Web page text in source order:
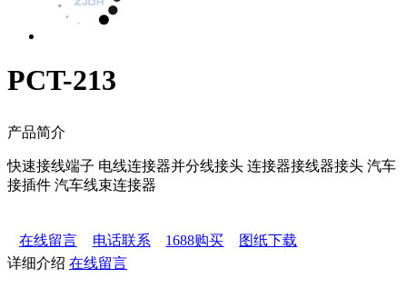
PCT-213
产品简介
快速接线端子 电线连接器并分线接头 连接器接线器接头 汽车
接插件 汽车线束连接器
在线留言 电话联系 1688购买
图纸下载
详细介绍 在线留言